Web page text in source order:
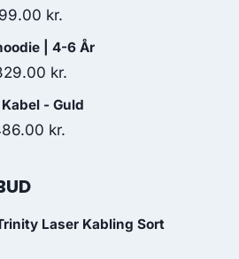
799.00 kr..
632.00 kr..
kr.
price
is:
| 4-6 År
kr.
price
- Guld
kr.
Laser Kabling Sort